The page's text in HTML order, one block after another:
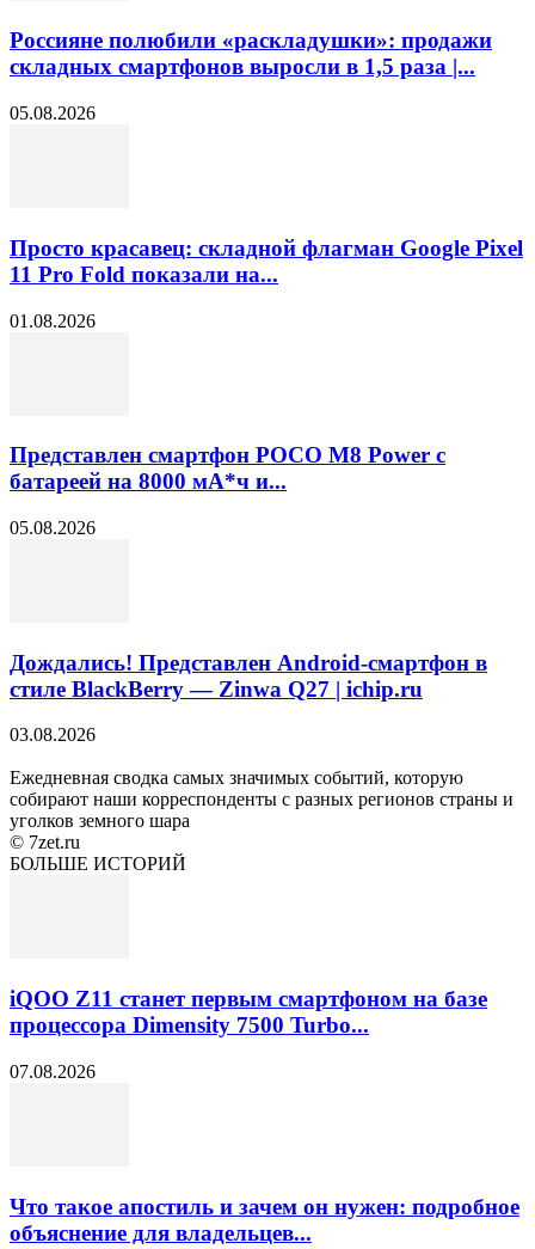
Россияне полюбили «раскладушки»: продажи
складных смартфонов выросли в 1,5 раза |...
05.08.2026
Просто красавец: складной флагман Google Pixel
11 Pro Fold показали на...
01.08.2026
Представлен смартфон POCO M8 Power с
батареей на 8000 мА*ч и...
05.08.2026
Дождались! Представлен Android-смартфон в
стиле BlackBerry — Zinwa Q27 | ichip.ru
03.08.2026
Ежедневная сводка самых значимых событий, которую
собирают наши корреспонденты с разных регионов страны и
уголков земного шара
© 7zet.ru
БОЛЬШЕ ИСТОРИЙ
iQOO Z11 станет первым смартфоном на базе
процессора Dimensity 7500 Turbo...
07.08.2026
Что такое апостиль и зачем он нужен: подробное
объяснение для владельцев...